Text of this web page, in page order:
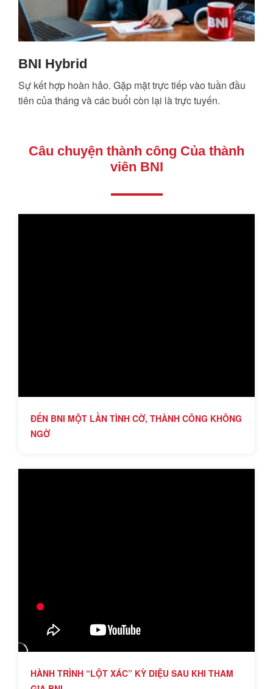
BNI Hybrid
Sự kết hợp hoàn hảo. Gặp mặt trực tiếp vào tuần đầu
tiên của tháng và các buổi còn lại là trực tuyến.
Câu chuyện thành công Của thành
viên BNI
ĐẾN BNI MỘT LẦN TÌNH CỜ, THÀNH CÔNG KHÔNG
NGỜ
HÀNH TRÌNH “LỘT XÁC” KỲ DIỆU SAU KHI THAM